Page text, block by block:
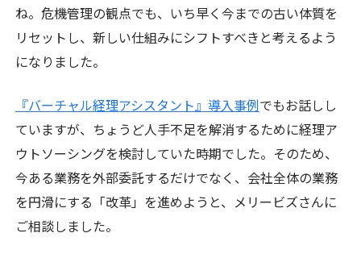
ね。危機管理の観点でも、いち早く今までの古い体質を
リセットし、新しい仕組みにシフトすべきと考えるよう
になりました。
『バーチャル経理アシスタント』導入事例でもお話しし
ていますが、ちょうど人手不足を解消するために経理ア
ウトソーシングを検討していた時期でした。そのため、
今ある業務を外部委託するだけでなく、会社全体の業務
を円滑にする「改革」を進めようと、メリービズさんに
ご相談しました。